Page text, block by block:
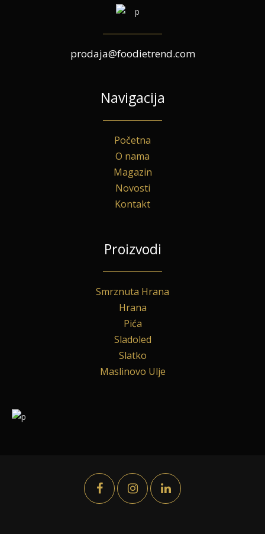
prodaja@foodietrend.com
Navigacija
Početna
O nama
Magazin
Novosti
Kontakt
Proizvodi
Smrznuta Hrana
Hrana
Pića
Sladoled
Slatko
Maslinovo Ulje